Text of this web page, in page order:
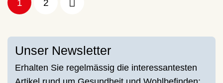
1 2
Unser Newsletter
Erhalten Sie regelmässig die interessantesten